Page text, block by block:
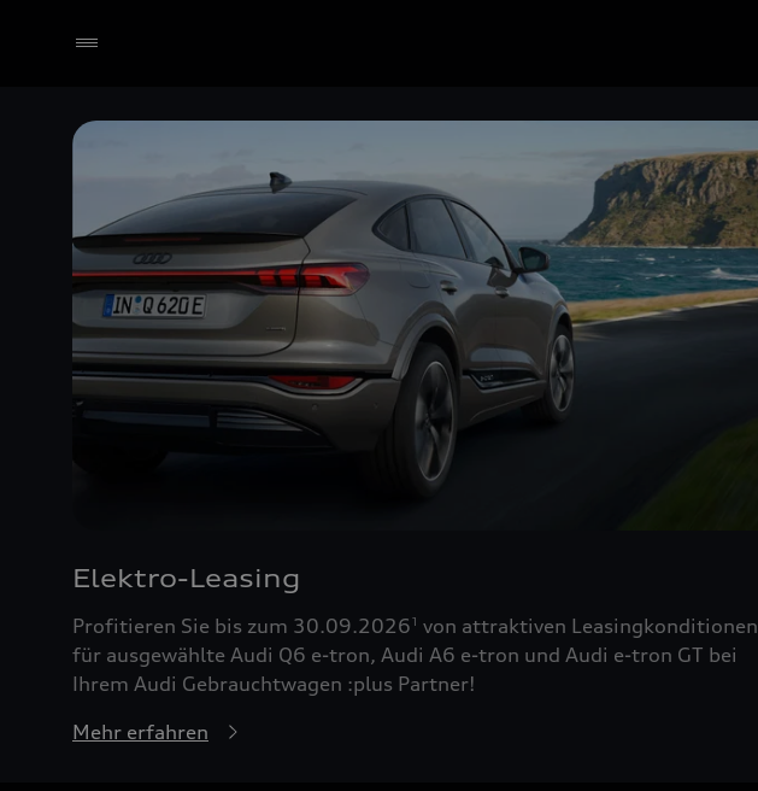
Elektro-Leasing
Profitieren Sie bis zum 30.09.20261 von attraktiven Leasingkonditionen
für ausgewählte Audi Q6 e-tron, Audi A6 e-tron und Audi e-tron GT bei
Ihrem Audi Gebrauchtwagen :plus Partner!
Mehr erfahren